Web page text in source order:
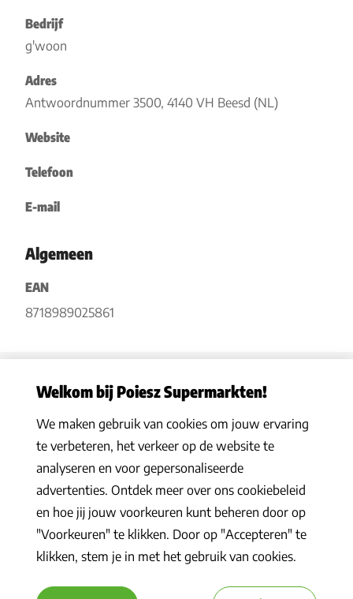
Bedrijf
g'woon
Adres
Antwoordnummer 3500, 4140 VH Beesd (NL)
Website
Telefoon
E-mail
Algemeen
EAN
8718989025861
Privacy statement|Algemene voorwaarden |Hoe werkt het |
Veelgestelde vragen|Cookies
© 2026 Poiesz Supermarkten B.V. Alle rechten voorbehouden
Welkom bij Poiesz Supermarkten!
We maken gebruik van cookies om jouw ervaring
te verbeteren, het verkeer op de website te
analyseren en voor gepersonaliseerde
advertenties. Ontdek meer over ons cookiebeleid
en hoe jij jouw voorkeuren kunt beheren door op
"Voorkeuren" te klikken. Door op "Accepteren" te
klikken, stem je in met het gebruik van cookies.